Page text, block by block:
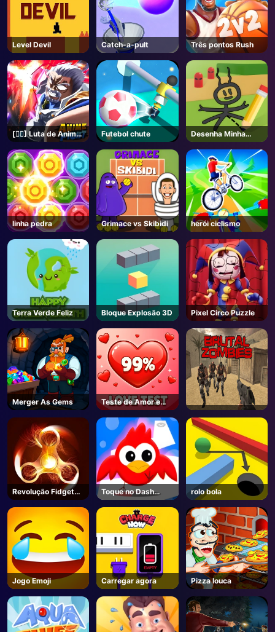
AD
Level Devil Catch-a-pult Três pontos Rush
[🏴‍☠️] Luta de Anime
- Roblox
Futebol chute
Desenha Minha
Aventura
linha pedra Grimace vs Skibidi herói ciclismo
Terra Verde Feliz Bloque Explosão 3D Pixel Circo Puzzle
Merger As Gems
Teste de Amor e
Calculadora
Revolução Fidget
Spinner
Toque no Dash
Toque
rolo bola
Jogo Emoji Carregar agora Pizza louca